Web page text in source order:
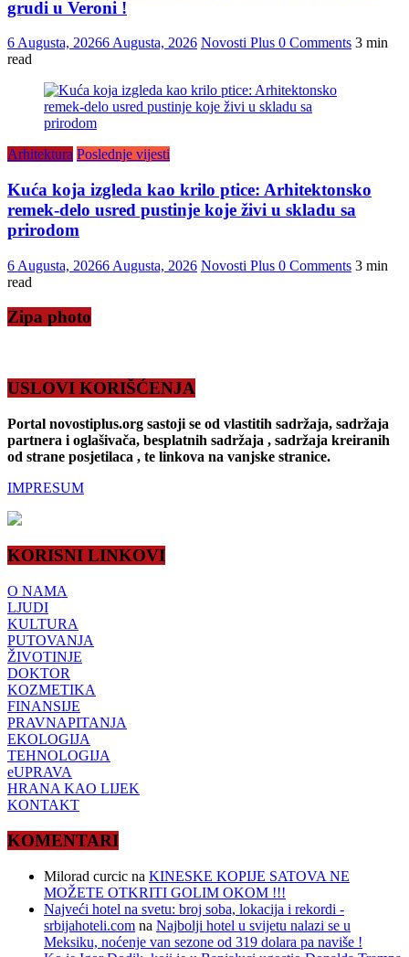
grudi u Veroni !
6 Augusta, 20266 Augusta, 2026 Novosti Plus 0 Comments 3 min
read
Arhitektura Poslednje vijesti
Kuća koja izgleda kao krilo ptice: Arhitektonsko
remek-delo usred pustinje koje živi u skladu sa
prirodom
6 Augusta, 20266 Augusta, 2026 Novosti Plus 0 Comments 3 min
read
Zipa photo
USLOVI KORIŠĆENJA
Portal novostiplus.org sastoji se od vlastitih sadržaja, sadržaja
partnera i oglašivača, besplatnih sadržaja , sadržaja kreiranih
od strane posjetilaca , te linkova na vanjske stranice.
IMPRESUM
KORISNI LINKOVI
O NAMA
LJUDI
KULTURA
PUTOVANJA
ŽIVOTINJE
DOKTOR
KOZMETIKA
FINANSIJE
PRAVNAPITANJA
EKOLOGIJA
TEHNOLOGIJA
eUPRAVA
HRANA KAO LIJEK
KONTAKT
KOMENTARI
Milorad curcic na KINESKE KOPIJE SATOVA NE
MOŽETE OTKRITI GOLIM OKOM !!!
Najveći hotel na svetu: broj soba, lokacija i rekordi -
srbijahoteli.com na Najbolji hotel u svijetu nalazi se u
Meksiku, noćenje van sezone od 319 dolara pa naviše !